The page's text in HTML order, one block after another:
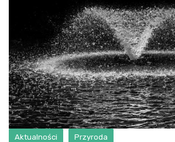
Aktualności Przyroda